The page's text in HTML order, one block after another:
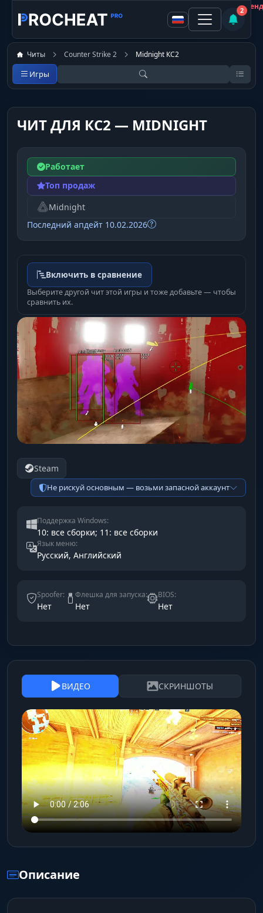
2
Читы Counter Strike 2 Midnight КС2
Игры
ЧИТ ДЛЯ КС2 — MIDNIGHT
Работает
Топ продаж
Midnight
Последний апдейт 10.02.2026
Включить в сравнение
Выберите другой чит этой игры и тоже добавьте — чтобы
сравнить их.
Steam
Не рискуй основным — возьми запасной аккаунт
Поддержка Windows:
10: все сборки; 11: все сборки
Язык меню:
Русский, Английский
Spoofer:
Нет
Флешка для запуска:
Нет
BIOS:
Нет
ВИДЕО СКРИНШОТЫ
Описание
Не